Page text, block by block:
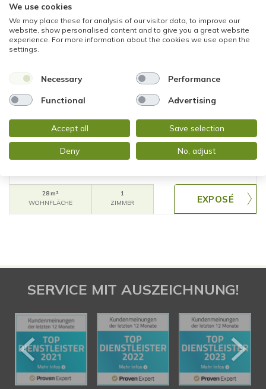
360°
Wiesbaden
HELLES APARTMENT MIT BALKON,
TAGESLICHTBAD UND KELLER - BIEBRICHER
28 m²
WOHNFLÄCHE
1
ZIMMER
SERVICE MIT AUSZEICHNUNG!
We use cookies
We may place these for analysis of our visitor data, to improve our
website, show personalised content and to give you a great website
experience. For more information about the cookies we use open the
settings.
Necessary Performance
Functional Advertising
Accept all Save selection
Deny No, adjust